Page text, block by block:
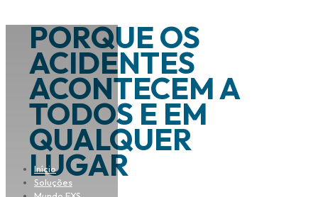
Início
Soluções
PORQUE OS
ACIDENTES
ACONTECEM A
TODOS E EM
QUALQUER
LUGAR